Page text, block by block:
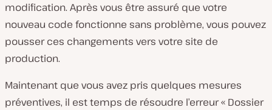
modification. Après vous être assuré que votre
nouveau code fonctionne sans problème, vous pouvez
pousser ces changements vers votre site de
production.
Maintenant que vous avez pris quelques mesures
préventives, il est temps de résoudre l’erreur « Dossier